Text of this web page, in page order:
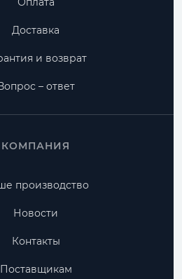
Доставка
и возврат
– ответ
КОМПАНИЯ
производство
Новости
Контакты
Поставщикам